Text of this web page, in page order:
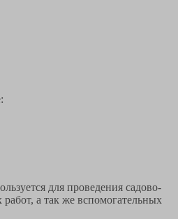
для проведения садово-
а так же вспомогательных